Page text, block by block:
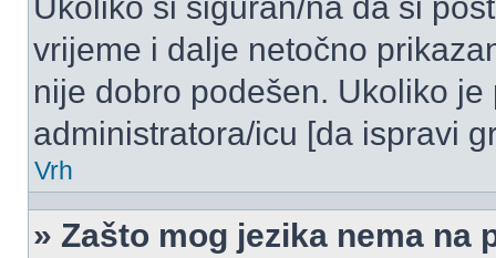
vrijeme i dalje netočno
nije dobro podešen. Ukoliko
administratora/icu [da ispravi
Vrh
» Zašto mog jezika nema na